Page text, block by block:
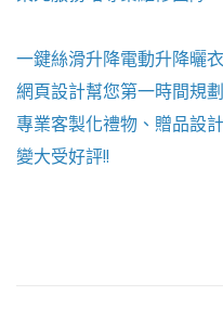
一鍵絲滑升降電動升降曬
網頁設計幫您第一時間規
專業客製化禮物、贈品設
變大受好評!!